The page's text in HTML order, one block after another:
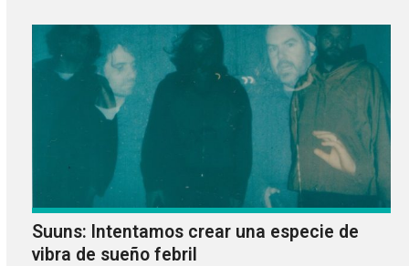
Suuns: Intentamos crear una especie de
vibra de sueño febril